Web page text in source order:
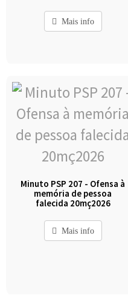
Mais info
Minuto PSP 207 - Ofensa à
memória de pessoa
falecida 20mç2026
Mais info